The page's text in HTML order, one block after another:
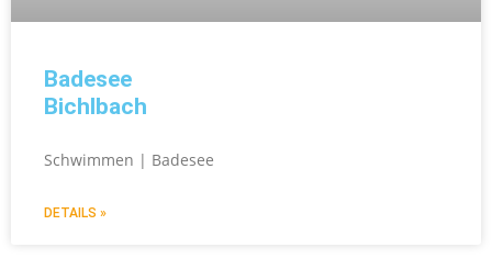
Badesee
Bichlbach
Schwimmen | Badesee
DETAILS »